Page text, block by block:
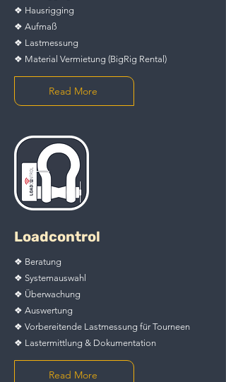
❖ Hausrigging
❖ Aufmaß
❖ Lastmessung
❖ Material Vermietung (BigRig Rental)
Read More
Loadcontrol
❖ Beratung
❖ Systemauswahl
❖ Überwachung
❖ Auswertung
❖ Vorbereitende Lastmessung für Tourneen
❖ Lastermittlung & Dokumentation
Read More